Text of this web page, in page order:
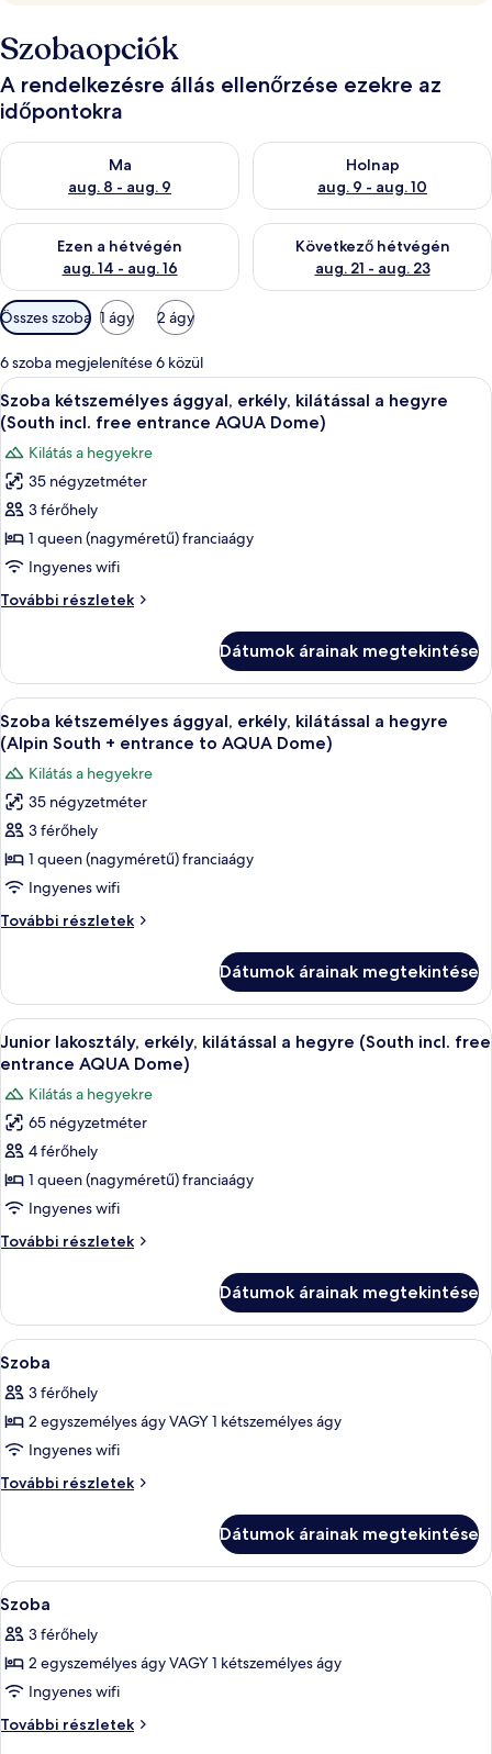
Szobaopciók
A rendelkezésre állás ellenőrzése ezekre az
időpontokra
Ma
aug. 8 - aug. 9
A ma esti rendelkezésre állás ellenőrzése: aug. 8 - aug. 9
Holnap
aug. 9 - aug. 10
A holnapi rendelkezésre állás
Ezen a hétvégén
aug. 14 - aug. 16
A mostani hétvégi rendelkezésre állás ellenőrzése: aug. 14 -
Következő hétvégén
aug. 21 - aug. 23
A következő hétvégi
Szobákhoz
rendelkezésre
álló
szűrők
Összes szoba 1 ágy 2 ágy
6 szoba megjelenítése 6 közül
A
következő
szoba
összes
képének
megtekintése:
Szoba
kétszemélyes
ággyal,
erkély,
a
hegyre
(South
incl.
free
entrance
AQUA
Dome)
Egy szállodai szoba, amelyben egy
4
Szoba kétszemélyes ággyal, erkély, kilátással a hegyre
(South incl. free entrance AQUA Dome)
Kilátás a hegyekre
35 négyzetméter
3 férőhely
1 queen (nagyméretű) franciaágy
Ingyenes wifi
További részletek
Szoba
kilátással
hegyre
(South
incl.
free
entrance
AQUA
Dome)
további
Dátumok árainak megtekintése
A
következő
szoba
összes
képének
megtekintése:
Szoba
kétszemélyes
ággyal,
erkély,
a
hegyre
(Alpin
South
+
entrance
to
AQUA
Dome)
Egy modern hálószoba, melyben
4
Szoba kétszemélyes ággyal, erkély, kilátással a hegyre
(Alpin South + entrance to AQUA Dome)
Kilátás a hegyekre
35 négyzetméter
3 férőhely
1 queen (nagyméretű) franciaágy
Ingyenes wifi
További részletek
Szoba
kilátással
hegyre
(Alpin
+
entrance
to
AQUA
Dome)
részletei
Dátumok árainak megtekintése
A
következő
összes
képének
megtekintése:
Junior
lakosztály,
erkély,
kilátással
hegyre
(South
incl.
free
entrance
AQUA
Dome)
Egy modern hálószoba, amelyben
5
Junior lakosztály, erkély, kilátással a hegyre (South incl. free
entrance AQUA Dome)
Kilátás a hegyekre
65 négyzetméter
4 férőhely
1 queen (nagyméretű) franciaágy
Ingyenes wifi
További részletek
Junior
a
hegyre
(South
free
entrance
Dome)
további
részletei
Dátumok árainak megtekintése
A
következő
szoba
összes
képének
megtekintése:
Egy szállodai szoba, melynek a
4
Szoba
3 férőhely
2 egyszemélyes ágy VAGY 1 kétszemélyes ágy
Ingyenes wifi
További részletek
Szoba
Dátumok árainak megtekintése
A
következő
szoba
összes
képének
megtekintése:
Egy szállodai szoba, amelyben
4
Szoba
3 férőhely
2 egyszemélyes ágy VAGY 1 kétszemélyes ágy
Ingyenes wifi
További részletek
Szoba